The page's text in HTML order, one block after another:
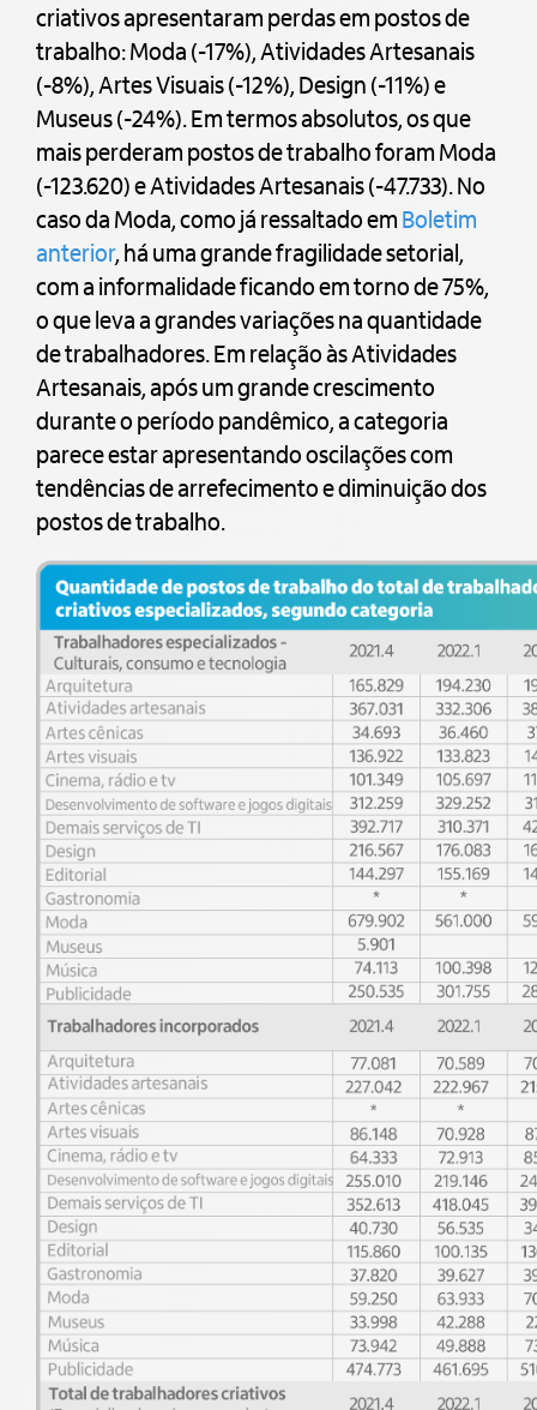
criativos apresentaram perdas em postos de
trabalho: Moda (-17%), Atividades Artesanais
(-8%), Artes Visuais (-12%), Design (-11%) e
Museus (-24%). Em termos absolutos, os que
mais perderam postos de trabalho foram Moda
(-123.620) e Atividades Artesanais (-47.733). No
caso da Moda, como já ressaltado em Boletim
anterior, há uma grande fragilidade setorial,
com a informalidade ficando em torno de 75%,
o que leva a grandes variações na quantidade
de trabalhadores. Em relação às Atividades
Artesanais, após um grande crescimento
durante o período pandêmico, a categoria
parece estar apresentando oscilações com
tendências de arrefecimento e diminuição dos
postos de trabalho.